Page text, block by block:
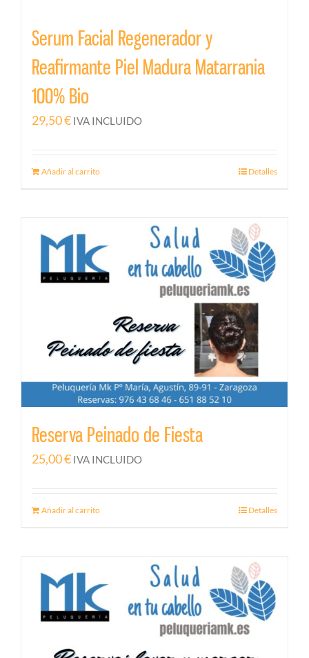
Serum Facial Regenerador y
Reafirmante Piel Madura Matarrania
100% Bio
29,50€ IVA INCLUIDO
Añadir al carrito Detalles
Reserva Peinado de Fiesta
25,00€ IVA INCLUIDO
Añadir al carrito Detalles